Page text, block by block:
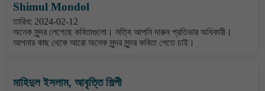
Shimul Mondol
তারিখ: 2024-02-12
অনেক সুন্দর লেগেছে কবিতাগুলো। সত্যি আপনি দারুন প্রতিভার অধিকারী।
আপনার কাছ থেকে আরো অনেক সুন্দর সুন্দর কবিতা পেতে চাই।
মাহিদুল ইসলাম, আবৃত্তি শিল্পী